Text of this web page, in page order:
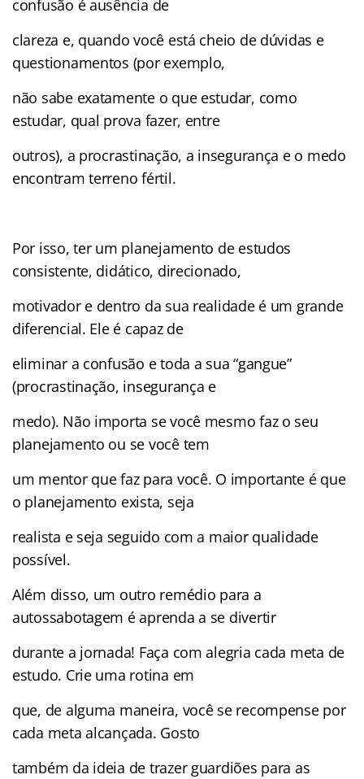
confusão é ausência de
clareza e, quando você está cheio de dúvidas e
questionamentos (por exemplo,
não sabe exatamente o que estudar, como
estudar, qual prova fazer, entre
outros), a procrastinação, a insegurança e o medo
encontram terreno fértil.
Por isso, ter um planejamento de estudos
consistente, didático, direcionado,
motivador e dentro da sua realidade é um grande
diferencial. Ele é capaz de
eliminar a confusão e toda a sua “gangue”
(procrastinação, insegurança e
medo). Não importa se você mesmo faz o seu
planejamento ou se você tem
um mentor que faz para você. O importante é que
o planejamento exista, seja
realista e seja seguido com a maior qualidade
possível.
Além disso, um outro remédio para a
autossabotagem é aprenda a se divertir
durante a jornada! Faça com alegria cada meta de
estudo. Crie uma rotina em
que, de alguma maneira, você se recompense por
cada meta alcançada. Gosto
também da ideia de trazer guardiões para as